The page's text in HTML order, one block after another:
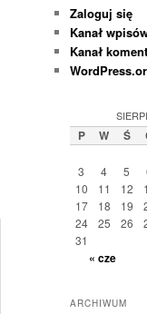
Zaloguj się
Kanał
Kanał
P W Ś
3
4 5
10
11 12
17
18 19
24
25 26
31
« cze
ARCHIWUM